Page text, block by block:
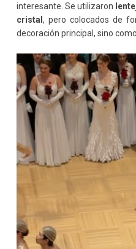
interesante. Se utilizaron
cristal, pero colocados de
decoración principal, sino